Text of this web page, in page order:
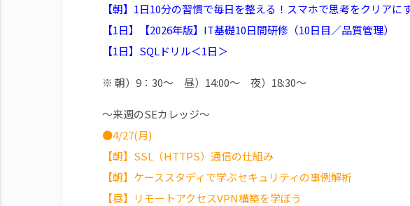
【朝】1日10分の習慣で毎日を整える！スマホで思考をクリアに
【1日】【2026年版】IT基礎10日間研修（10日目／品質管理）
【1日】SQLドリル＜1日＞
※ 朝）9：30～ 昼）14:00～ 夜）18:30～
～来週のSEカレッジ～
●4/27(月)
【朝】SSL（HTTPS）通信の仕組み
【朝】ケーススタディで学ぶセキュリティの事例解析
【昼】リモートアクセスVPN構築を学ぼう